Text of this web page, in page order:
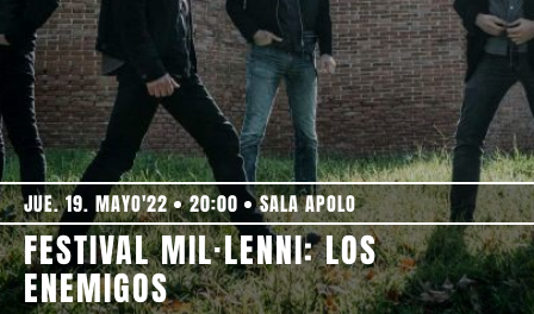
JUE. 19. MAYO'22 20:00 SALA APOLO
FESTIVAL MIL·LENNI: LOS
ENEMIGOS